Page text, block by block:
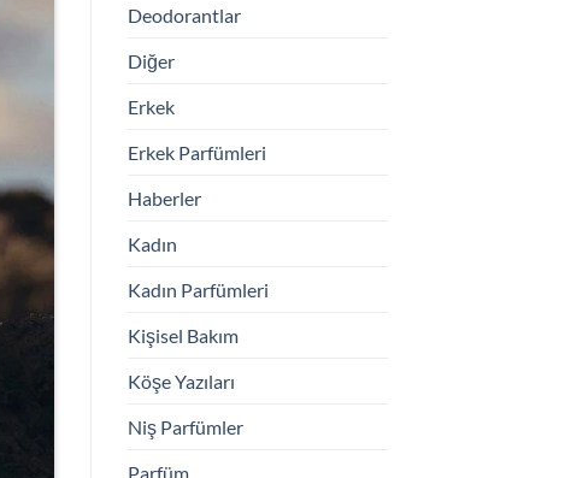
Deodorantlar
Diğer
Erkek
Erkek Parfümleri
Haberler
Kadın
Kadın Parfümleri
Kişisel Bakım
Köşe Yazıları
Niş Parfümler
Parfüm